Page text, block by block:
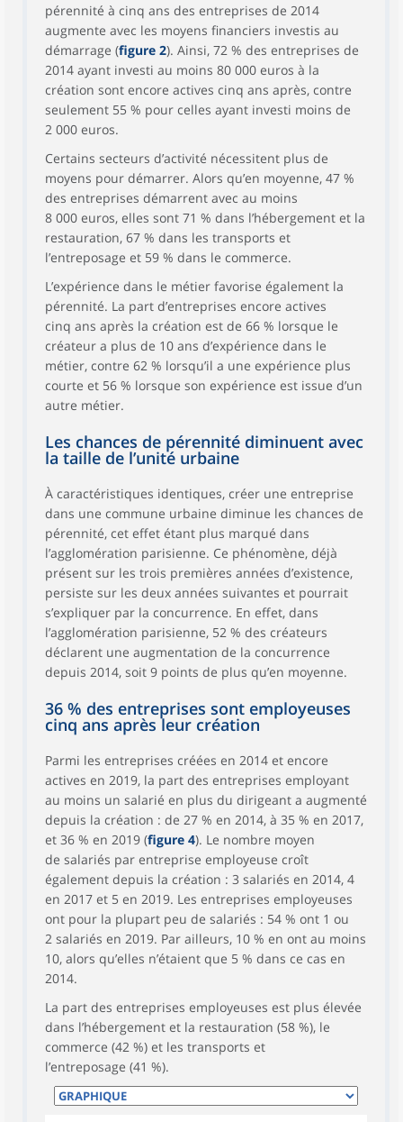
pérennité à cinq ans des entreprises de 2014
augmente avec les moyens financiers investis au
démarrage (figure 2). Ainsi, 72 % des entreprises de
2014 ayant investi au moins 80 000 euros à la
création sont encore actives cinq ans après, contre
seulement 55 % pour celles ayant investi moins de
2 000 euros.
Certains secteurs d’activité nécessitent plus de
moyens pour démarrer. Alors qu’en moyenne, 47 %
des entreprises démarrent avec au moins
8 000 euros, elles sont 71 % dans l’hébergement et la
restauration, 67 % dans les transports et
l’entreposage et 59 % dans le commerce.
L’expérience dans le métier favorise également la
pérennité. La part d’entreprises encore actives
cinq ans après la création est de 66 % lorsque le
créateur a plus de 10 ans d’expérience dans le
métier, contre 62 % lorsqu’il a une expérience plus
courte et 56 % lorsque son expérience est issue d’un
autre métier.
Les chances de pérennité diminuent avec
la taille de l’unité urbaine
À caractéristiques identiques, créer une entreprise
dans une commune urbaine diminue les chances de
pérennité, cet effet étant plus marqué dans
l’agglomération parisienne. Ce phénomène, déjà
présent sur les trois premières années d’existence,
persiste sur les deux années suivantes et pourrait
s’expliquer par la concurrence. En effet, dans
l’agglomération parisienne, 52 % des créateurs
déclarent une augmentation de la concurrence
depuis 2014, soit 9 points de plus qu’en moyenne.
36 % des entreprises sont employeuses
cinq ans après leur création
Parmi les entreprises créées en 2014 et encore
actives en 2019, la part des entreprises employant
au moins un salarié en plus du dirigeant a augmenté
depuis la création : de 27 % en 2014, à 35 % en 2017,
et 36 % en 2019 (figure 4). Le nombre moyen
de salariés par entreprise employeuse croît
également depuis la création : 3 salariés en 2014, 4
en 2017 et 5 en 2019. Les entreprises employeuses
ont pour la plupart peu de salariés : 54 % ont 1 ou
2 salariés en 2019. Par ailleurs, 10 % en ont au moins
10, alors qu’elles n’étaient que 5 % dans ce cas en
2014.
La part des entreprises employeuses est plus élevée
dans l’hébergement et la restauration (58 %), le
commerce (42 %) et les transports et
l’entreposage (41 %).